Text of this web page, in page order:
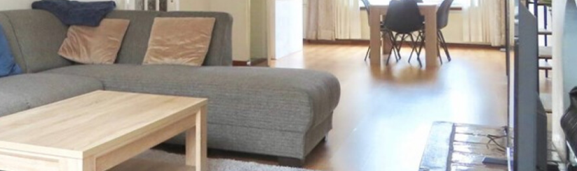
Berekent Appartement-DenHaag
makelaarsvergoeding/bemiddelingsvergoeding?
Alle veelgestelde vragen